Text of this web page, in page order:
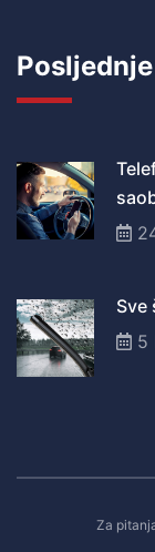
Sve
5
Za